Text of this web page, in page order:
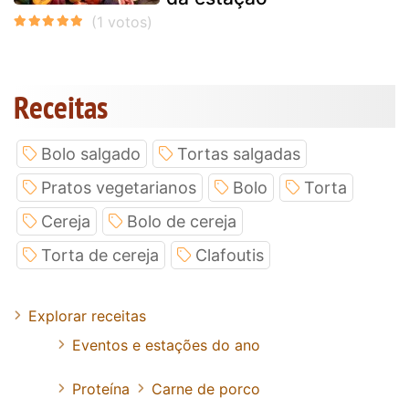
Receitas
Bolo salgado
Tortas salgadas
Pratos vegetarianos
Bolo
Torta
Cereja
Bolo de cereja
Torta de cereja
Clafoutis
Explorar receitas
Eventos e estações do ano
Proteína Carne de porco